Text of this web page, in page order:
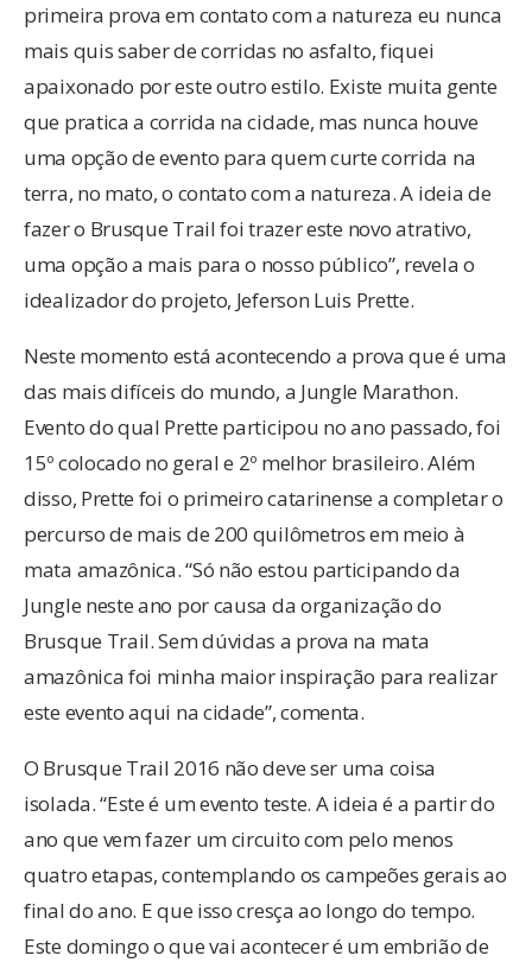
primeira prova em contato com a natureza eu nunca
mais quis saber de corridas no asfalto, fiquei
apaixonado por este outro estilo. Existe muita gente
que pratica a corrida na cidade, mas nunca houve
uma opção de evento para quem curte corrida na
terra, no mato, o contato com a natureza. A ideia de
fazer o Brusque Trail foi trazer este novo atrativo,
uma opção a mais para o nosso público”, revela o
idealizador do projeto, Jeferson Luis Prette.
Neste momento está acontecendo a prova que é uma
das mais difíceis do mundo, a Jungle Marathon.
Evento do qual Prette participou no ano passado, foi
15º colocado no geral e 2º melhor brasileiro. Além
disso, Prette foi o primeiro catarinense a completar o
percurso de mais de 200 quilômetros em meio à
mata amazônica. “Só não estou participando da
Jungle neste ano por causa da organização do
Brusque Trail. Sem dúvidas a prova na mata
amazônica foi minha maior inspiração para realizar
este evento aqui na cidade”, comenta.
O Brusque Trail 2016 não deve ser uma coisa
isolada. “Este é um evento teste. A ideia é a partir do
ano que vem fazer um circuito com pelo menos
quatro etapas, contemplando os campeões gerais ao
final do ano. E que isso cresça ao longo do tempo.
Este domingo o que vai acontecer é um embrião de